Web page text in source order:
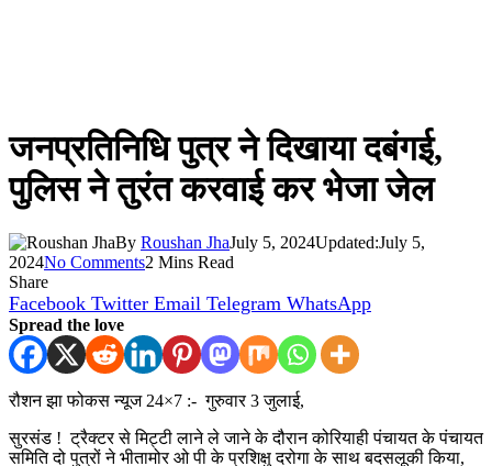
जनप्रतिनिधि पुत्र ने दिखाया दबंगई,
पुलिस ने तुरंत करवाई कर भेजा जेल
By Roushan JhaJuly 5, 2024Updated:July 5,
2024No Comments2 Mins Read
Share
Facebook Twitter Email Telegram WhatsApp
Spread the love
रौशन झा फोकस न्यूज 24×7 :- गुरुवार 3 जुलाई,
सुरसंड ! ट्रैक्टर से मिट्टी लाने ले जाने के दौरान कोरियाही पंचायत के पंचायत
समिति दो पुत्रों ने भीतामोर ओ पी के प्रशिक्षु दरोगा के साथ बदसलूकी किया,